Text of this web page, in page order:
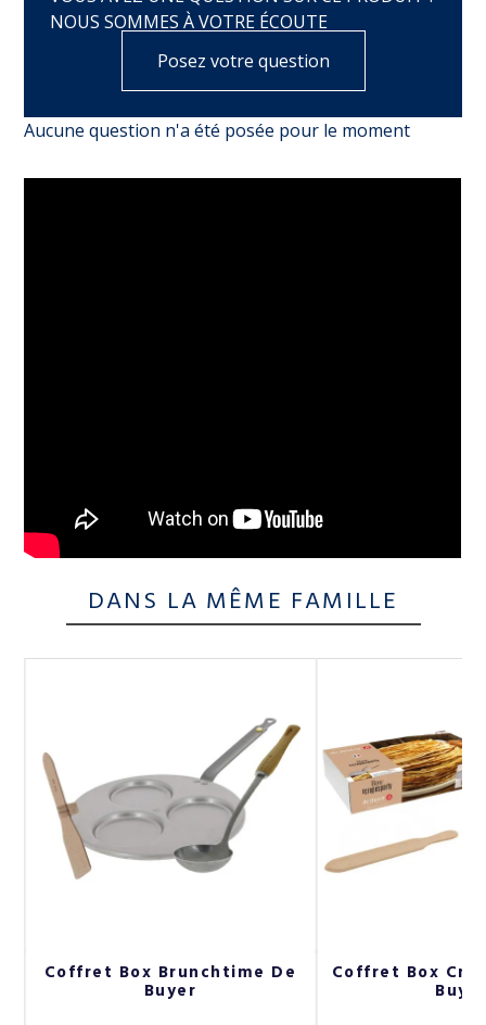
NOUS SOMMES À VOTRE ÉCOUTE
Posez votre question
Aucune question n'a été posée pour le moment
DANS LA MÊME FAMILLE
Coffret Box Brunchtime De
Buyer
Coffret Box